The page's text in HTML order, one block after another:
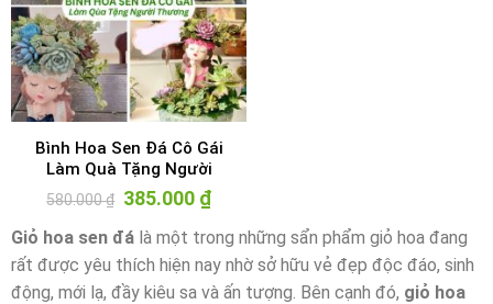
Bình Hoa Sen Đá Cô Gái
Làm Quà Tặng Người
Thương
580.000₫ Giá
gốc
580.000 ₫.
385.000 ₫Giá
hiện
là:
385.000 ₫.
Giỏ hoa sen đá là một trong những sẩn phẩm giỏ hoa đang
rất được yêu thích hiện nay nhờ sở hữu vẻ đẹp độc đáo, sinh
động, mới lạ, đầy kiêu sa và ấn tượng. Bên cạnh đó, giỏ hoa